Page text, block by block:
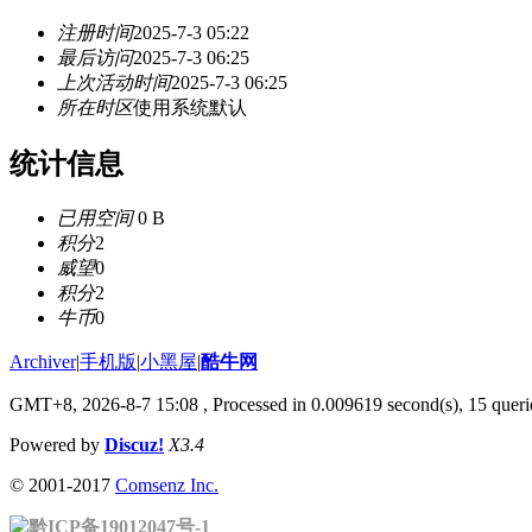
注册时间2025-7-3 05:22
最后访问2025-7-3 06:25
上次活动时间2025-7-3 06:25
所在时区使用系统默认
统计信息
已用空间0 B
积分2
威望0
积分2
牛币0
Archiver|手机版|小黑屋|酷牛网
GMT+8, 2026-8-7 15:08 , Processed in 0.009619 second(s), 15
Powered by Discuz! X3.4
© 2001-2017 Comsenz Inc.
黔ICP备19012047号-1